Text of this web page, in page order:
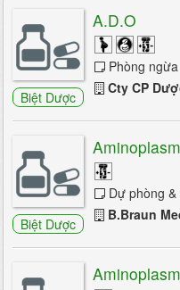
Loạn dưỡng cơ
Loạn trương lực cơ
Múa giật
Mộng du
Ngất
Nhức đầu
Nhược cơ
Biệt Dược
A.D.O
Phòng ngừa và điều trị thiếu
Cty CP
Biệt Dược
Dự phòng & điều trị thiếu protein
B.Braun